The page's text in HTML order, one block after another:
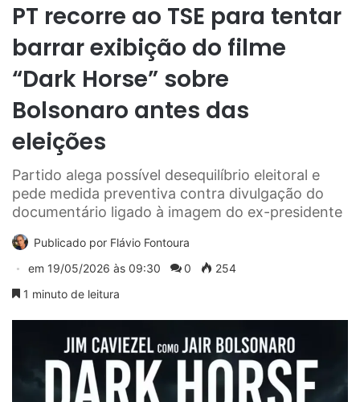
PT recorre ao TSE para tentar
barrar exibição do filme
“Dark Horse” sobre
Bolsonaro antes das
eleições
Partido alega possível desequilíbrio eleitoral e
pede medida preventiva contra divulgação do
documentário ligado à imagem do ex-presidente
Publicado por Flávio Fontoura
em 19/05/2026 às 09:30 0
254
1 minuto de leitura